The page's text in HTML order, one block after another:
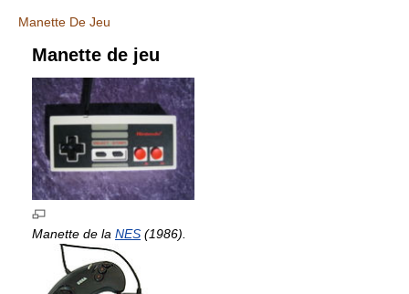
Manette De Jeu
Manette de jeu
Manette de la NES (1986).